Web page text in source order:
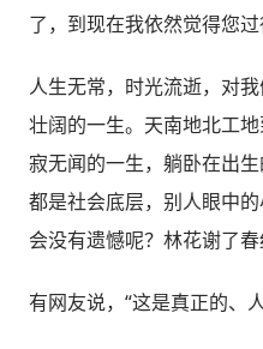
了，到现在我依然觉得您
人生无常，时光流逝，对
壮阔的一生。天南地北工
寂无闻的一生，躺卧在出
都是社会底层，别人眼中
会没有遗憾呢？林花谢了
有网友说，“这是真正的、